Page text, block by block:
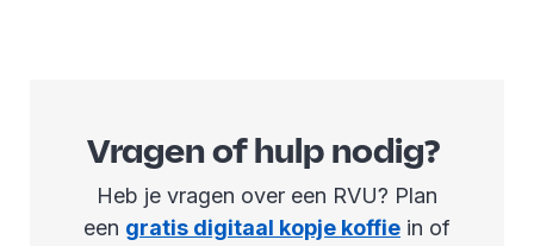
Vragen of hulp nodig?
Heb je vragen over een RVU? Plan
een gratis digitaal kopje koffie in of